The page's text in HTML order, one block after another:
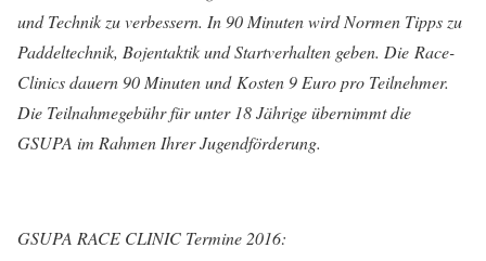
und Technik zu verbessern. In 90 Minuten wird Normen Tipps zu
Paddeltechnik, Bojentaktik und Startverhalten geben. Die Race-
Clinics dauern 90 Minuten und Kosten 9 Euro pro Teilnehmer.
Die Teilnahmegebühr für unter 18 Jährige übernimmt die
GSUPA im Rahmen Ihrer Jugendförderung.
GSUPA RACE CLINIC Termine 2016: